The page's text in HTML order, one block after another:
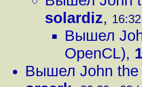
solardiz,
Вышел
OpenCL),
Вышел John the